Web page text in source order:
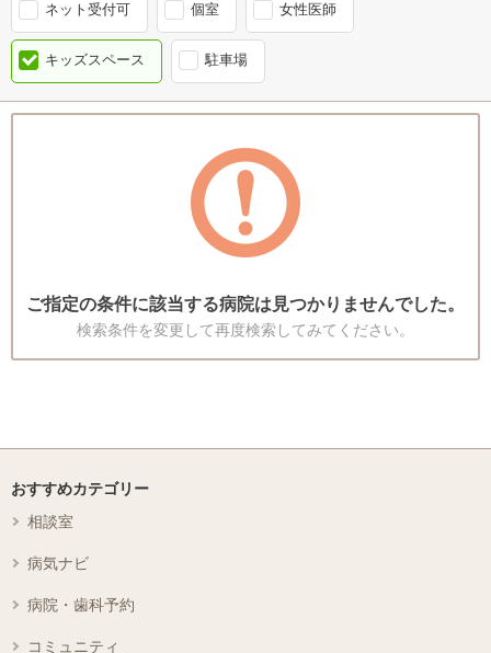
ネット受付可 個室 女性医師
キッズスペース 駐車場
ご指定の条件に該当する病院は見つかりませんでした。
検索条件を変更して再度検索してみてください。
おすすめカテゴリー
相談室
病気ナビ
病院・歯科予約
コミュニティ